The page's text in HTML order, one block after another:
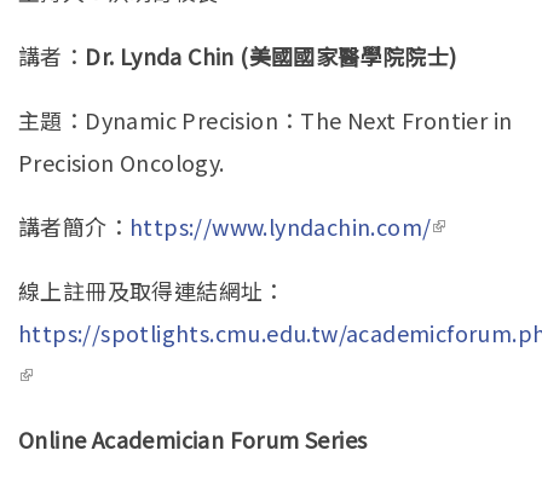
講者： Dr. Lynda Chin (美國國家醫學院院士)
主題：Dynamic Precision：The Next Frontier in
Precision Oncology.
講者簡介： https://www.lyndachin.com/(link is
線上註冊及取得連結網址：
https://spotlights.cmu.edu.tw/
(link is external)
Online Academician Forum Series